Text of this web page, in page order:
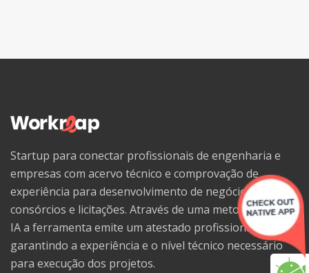
Startup para conectar profissionais de engenharia e
empresas com acervo técnico e comprovação de
experiência para desenvolvimento de negócios,
consórcios e licitações. Através de uma metodologia de
IA a ferramenta emite um atestado profissional,
garantindo a experiência e o nível técnico necessário
para execução dos projetos.